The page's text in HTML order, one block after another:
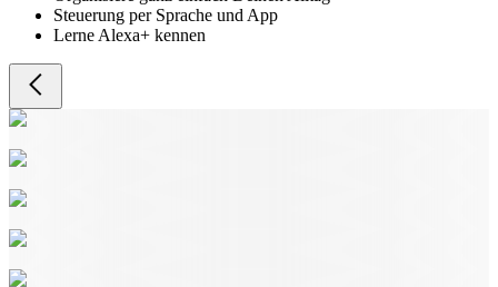
Steuerung per Sprache und App
Lerne Alexa+ kennen